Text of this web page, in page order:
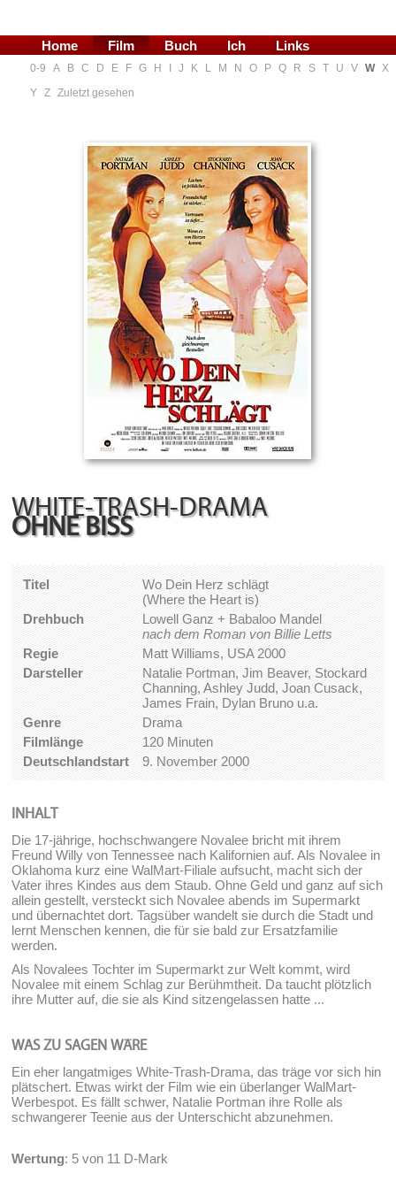
Home Film Buch Ich Links
0-9 A B C D E F G H J K L M N O P Q R S T U V W X
Y Z Zuletzt gesehen
WHITE-TRASH-DRAMA
OHNE BISS
Titel
Wo Dein Herz schlägt
(Where the Heart is)
Drehbuch
Lowell Ganz + Babaloo Mandel
nach dem Roman von Billie Letts
Regie
Matt Williams, USA 2000
Darsteller
Natalie Portman, Jim Beaver, Stockard
Channing, Ashley Judd, Joan Cusack,
James Frain, Dylan Bruno u.a.
Genre
Drama
Filmlänge
120 Minuten
Deutschlandstart
9. November 2000
INHALT
Die 17-jährige, hochschwangere Novalee bricht mit ihrem
Freund Willy von Tennessee nach Kalifornien auf. Als Novalee in
Oklahoma kurz eine WalMart-Filiale aufsucht, macht sich der
Vater ihres Kindes aus dem Staub. Ohne Geld und ganz auf sich
allein gestellt, versteckt sich Novalee abends im Supermarkt
und übernachtet dort. Tagsüber wandelt sie durch die Stadt und
lernt Menschen kennen, die für sie bald zur Ersatzfamilie
werden.
Als Novalees Tochter im Supermarkt zur Welt kommt, wird
Novalee mit einem Schlag zur Berühmtheit. Da taucht plötzlich
ihre Mutter auf, die sie als Kind sitzengelassen hatte ...
WAS ZU SAGEN WÄRE
Ein eher langatmiges White-Trash-Drama, das träge vor sich hin
plätschert. Etwas wirkt der Film wie ein überlanger WalMart-
Werbespot. Es fällt schwer, Natalie Portman ihre Rolle als
schwangerer Teenie aus der Unterschicht abzunehmen.
Wertung: 5 von 11 D-Mark